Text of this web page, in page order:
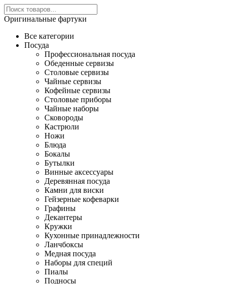
Оригинальные фартуки
Все категории
Посуда
Профессиональная посуда
Обеденные сервизы
Столовые сервизы
Чайные сервизы
Кофейные сервизы
Столовые приборы
Чайные наборы
Сковороды
Кастрюли
Ножи
Блюда
Бокалы
Бутылки
Винные аксессуары
Деревянная посуда
Камни для виски
Гейзерные кофеварки
Графины
Декантеры
Кружки
Кухонные принадлежности
Ланчбоксы
Медная посуда
Наборы для специй
Пиалы
Подносы